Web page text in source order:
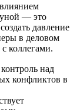
— это
давление
в деловом
коллегами.
над
конфликтов в